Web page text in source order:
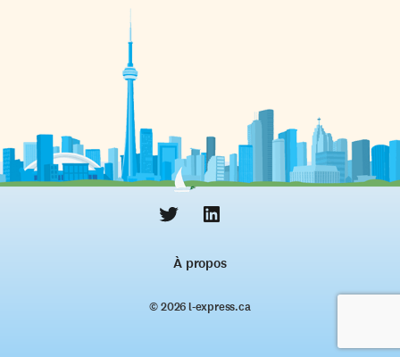
À propos
© 2026 l‑express.ca